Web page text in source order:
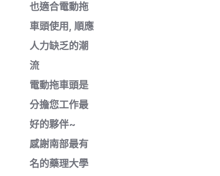
也適合電動拖
車頭使用, 順應
人力缺乏的潮
流
電動拖車頭是
分擔您工作最
好的夥伴~
感謝南部最有
名的藥理大學